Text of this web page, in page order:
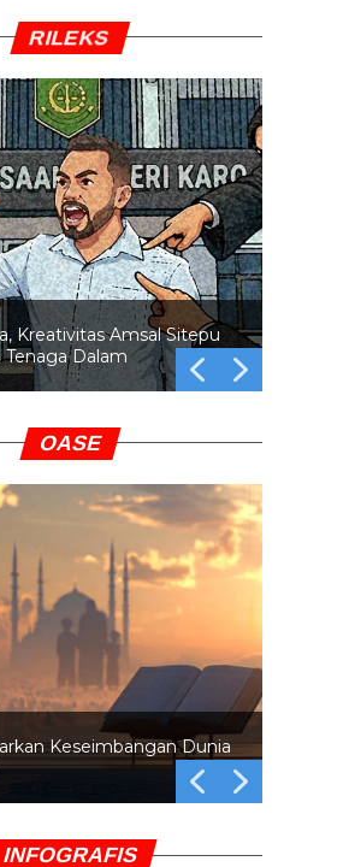
RILEKS
Kreativitas Amsal Sitepu
Tenaga Dalam
OASE
Keseimbangan Dunia
INFOGRAFIS